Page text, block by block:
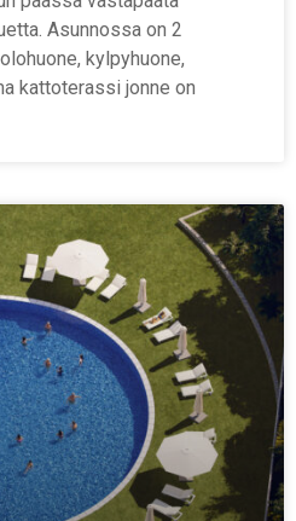
Asunnossa on 2
kylpyhuone,
kattoterassi jonne on